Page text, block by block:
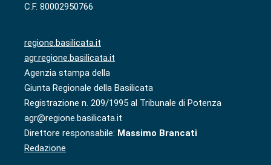
C.F. 80002950766
regione.basilicata.it
agr.regione.basilicata.it
Agenzia stampa della
Giunta Regionale della Basilicata
Registrazione n. 209/1995 al Tribunale di Potenza
agr@regione.basilicata.it
Direttore responsabile: Massimo Brancati
Redazione